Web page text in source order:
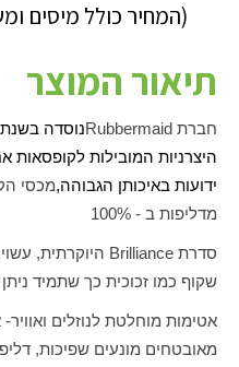
(המחיר כולל מיסים
תיאור המוצר
חברת Rubbermaid
היצרניות המובילות לקופסאות
ידועות באיכותן הגבוהה,מכסי
מדליפות ב - 100%
סדרת Brilliance היוקרתית,
שקוף כמו זכוכית כך שתמיד
אטימות מוחלטת לנוזלים
מאובטחים מונעים שפיכות,